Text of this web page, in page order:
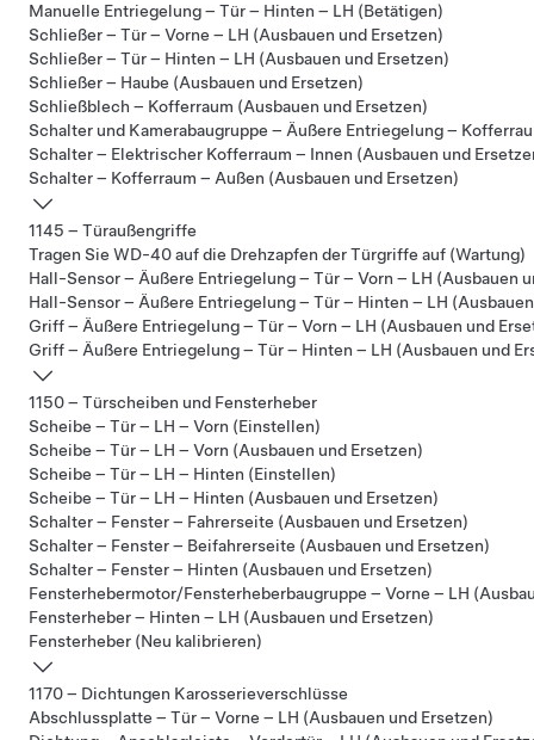
Manuelle Entriegelung – Tür – Hinten – LH (Betätigen)
Schließer – Tür – Vorne – LH (Ausbauen und Ersetzen)
Schließer – Tür – Hinten – LH (Ausbauen und Ersetzen)
Schließer – Haube (Ausbauen und Ersetzen)
Schließblech – Kofferraum (Ausbauen und Ersetzen)
Schalter und Kamerabaugruppe – Äußere Entriegelung –
Schalter – Elektrischer Kofferraum – Innen (Ausbauen und
Schalter – Kofferraum – Außen (Ausbauen und Ersetzen)
1145 – Türaußengriffe
Tragen Sie WD-40 auf die Drehzapfen der Türgriffe auf (Wartung)
Hall-Sensor – Äußere Entriegelung – Tür – Vorn – LH (Ausbauen
Hall-Sensor – Äußere Entriegelung – Tür – Hinten – LH
Griff – Äußere Entriegelung – Tür – Vorn – LH (Ausbauen und
Griff – Äußere Entriegelung – Tür – Hinten – LH (Ausbauen und
1150 – Türscheiben und Fensterheber
Scheibe – Tür – LH – Vorn (Einstellen)
Scheibe – Tür – LH – Vorn (Ausbauen und Ersetzen)
Scheibe – Tür – LH – Hinten (Einstellen)
Scheibe – Tür – LH – Hinten (Ausbauen und Ersetzen)
Schalter – Fenster – Fahrerseite (Ausbauen und Ersetzen)
Schalter – Fenster – Beifahrerseite (Ausbauen und Ersetzen)
Schalter – Fenster – Hinten (Ausbauen und Ersetzen)
Fensterhebermotor/Fensterheberbaugruppe – Vorne – LH
Fensterheber – Hinten – LH (Ausbauen und Ersetzen)
Fensterheber (Neu kalibrieren)
1170 – Dichtungen Karosserieverschlüsse
Abschlussplatte – Tür – Vorne – LH (Ausbauen und Ersetzen)